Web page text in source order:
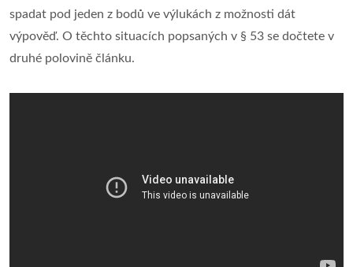
spadat pod jeden z bodů ve výlukách z možnosti dát
výpověď. O těchto situacích popsaných v § 53 se dočtete v
druhé polovině článku.